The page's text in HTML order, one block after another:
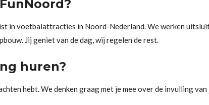
in voetbalattracties in Noord-Nederland. We werken
Jij geniet van de dag, wij regelen de rest.
huren?
hebt. We denken graag met je mee over de invulling van